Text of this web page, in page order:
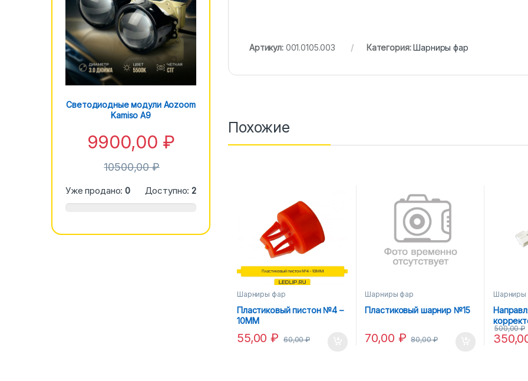
Артикул: 001.0105.003 Категория:Шарниры фар
Похожие
Шарниры фар
Пластиковый пистон №4 –
10MM
55,00₽ 60,00₽
Шарниры фар
Пластиковый шарнир №15
70,00 ₽ 80,00₽
Шарниры
E39
500,00₽
Светодиодные модули Aozoom
Kamiso A9
9900,00 ₽
10500,00₽
Уже продано:0 Доступно:2